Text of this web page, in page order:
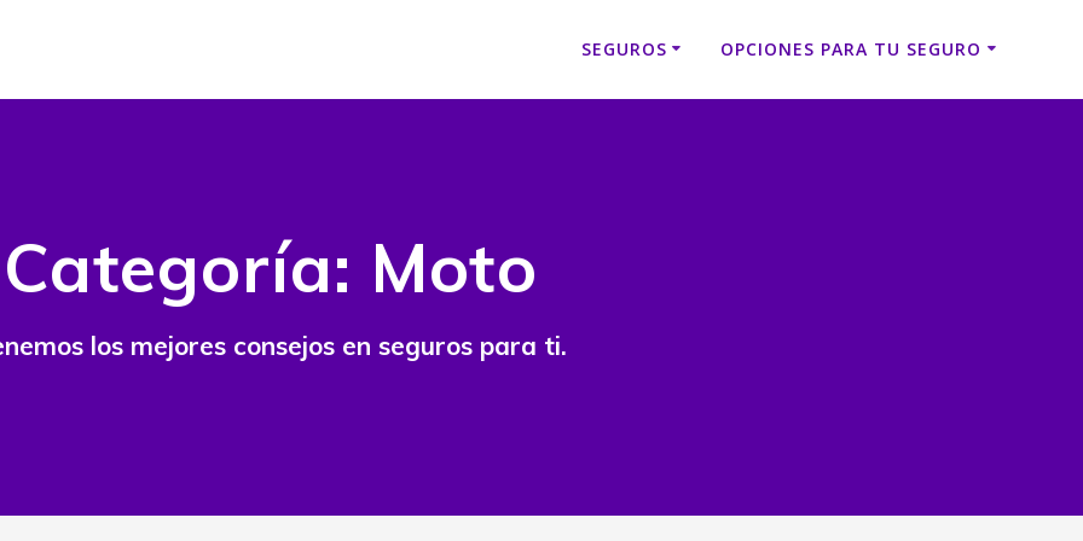
SEGUROS OPCIONES PARA TU SEGURO
Categoría: Moto
los mejores consejos en seguros para ti.